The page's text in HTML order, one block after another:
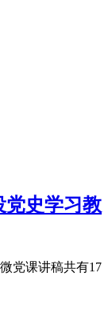
党史学习教
党课讲稿共有17